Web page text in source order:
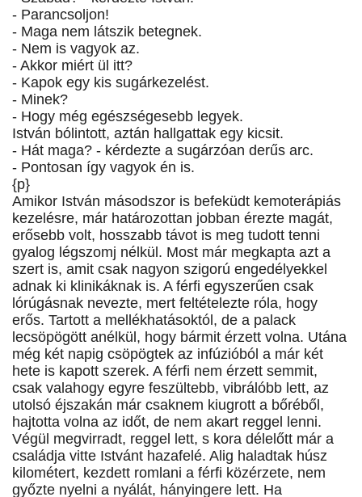
- Parancsoljon!
- Maga nem látszik betegnek.
- Nem is vagyok az.
- Akkor miért ül itt?
- Kapok egy kis sugárkezelést.
- Minek?
- Hogy még egészségesebb legyek.
István bólintott, aztán hallgattak egy kicsit.
- Hát maga? - kérdezte a sugárzóan derűs arc.
- Pontosan így vagyok én is.
{p}
Amikor István másodszor is befeküdt kemoterápiás
kezelésre, már határozottan jobban érezte magát,
erősebb volt, hosszabb távot is meg tudott tenni
gyalog légszomj nélkül. Most már megkapta azt a
szert is, amit csak nagyon szigorú engedélyekkel
adnak ki klinikáknak is. A férfi egyszerűen csak
lórúgásnak nevezte, mert feltételezte róla, hogy
erős. Tartott a mellékhatásoktól, de a palack
lecsöpögött anélkül, hogy bármit érzett volna. Utána
még két napig csöpögtek az infúzióból a már két
hete is kapott szerek. A férfi nem érzett semmit,
csak valahogy egyre feszültebb, vibrálóbb lett, az
utolsó éjszakán már csaknem kiugrott a bőréből,
hajtotta volna az időt, de nem akart reggel lenni.
Végül megvirradt, reggel lett, s kora délelőtt már a
családja vitte Istvánt hazafelé. Alig haladtak húsz
kilométert, kezdett romlani a férfi közérzete, nem
győzte nyelni a nyálát, hányingere lett. Ha